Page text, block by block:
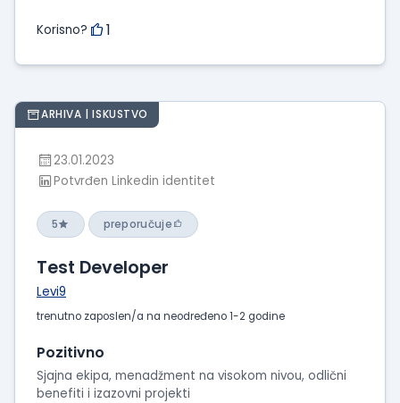
Korisno? 1
ARHIVA | ISKUSTVO
23.01.2023
Potvrđen Linkedin identitet
5 preporučuje
Test Developer
Levi9
trenutno zaposlen/a na neodređeno 1-2 godine
Pozitivno
Sjajna ekipa, menadžment na visokom nivou, odlični
benefiti i izazovni projekti